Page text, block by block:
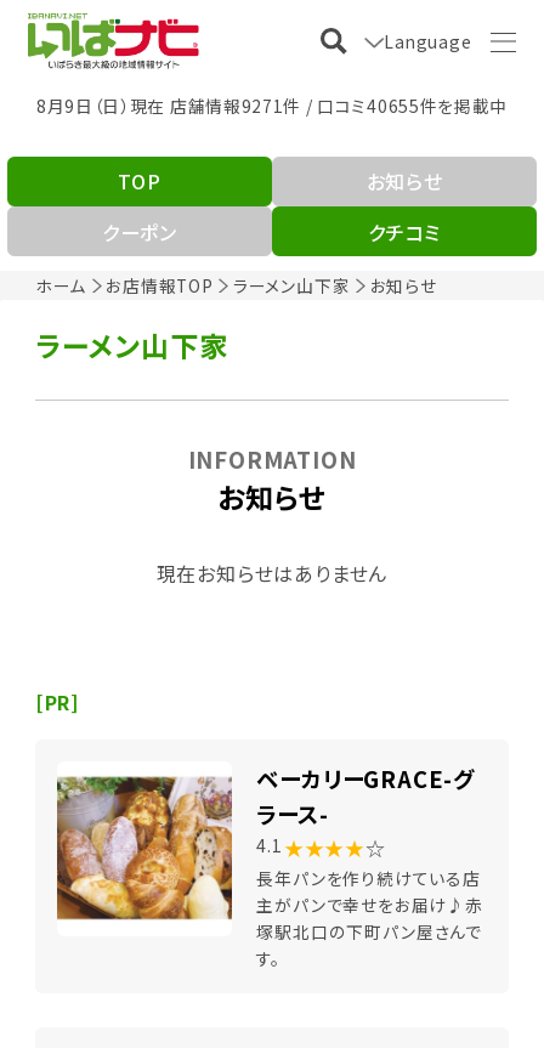
Language
8月9日（日）現在 店舗情報9271件 / 口コミ40655件を掲載中
ホーム お店情報TOP ラーメン山下家 お知らせ
TOP
お知らせ
クーポン
クチコミ
ラーメン山下家
お知らせ
INFORMATION
現在お知らせはありません
[PR]
ベーカリーGRACE-グ
ラース-
4.1 ★★★★☆
長年パンを作り続けている店
主がパンで幸せをお届け♪赤
塚駅北口の下町パン屋さんで
す。